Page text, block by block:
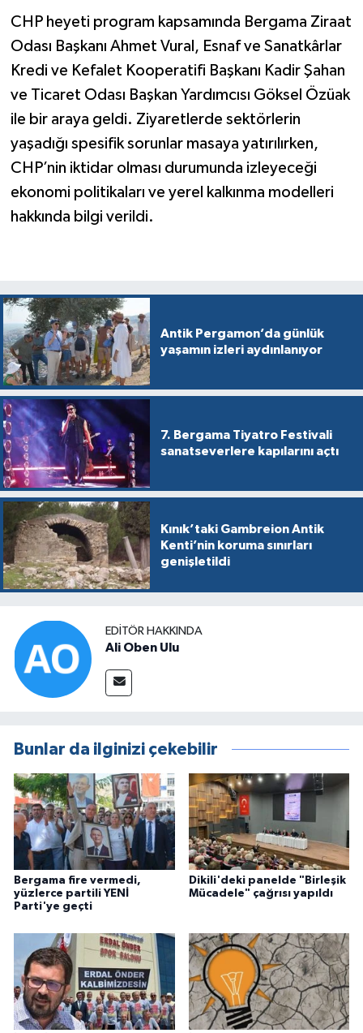
CHP heyeti program kapsamında Bergama Ziraat
Odası Başkanı Ahmet Vural, Esnaf ve Sanatkârlar
Kredi ve Kefalet Kooperatifi Başkanı Kadir Şahan
ve Ticaret Odası Başkan Yardımcısı Göksel Özüak
ile bir araya geldi. Ziyaretlerde sektörlerin
yaşadığı spesifik sorunlar masaya yatırılırken,
CHP’nin iktidar olması durumunda izleyeceği
ekonomi politikaları ve yerel kalkınma modelleri
hakkında bilgi verildi.
Antik Pergamon’da günlük
yaşamın izleri aydınlanıyor
7. Bergama Tiyatro Festivali
sanatseverlere kapılarını açtı
Kınık’taki Gambreion Antik
Kenti’nin koruma sınırları
genişletildi
EDITÖR HAKKINDA
Ali Oben Ulu
Bunlar da ilginizi çekebilir
Bergama fire vermedi,
yüzlerce partili YENİ
Parti'ye geçti
Dikili'deki panelde "Birleşik
Mücadele" çağrısı yapıldı